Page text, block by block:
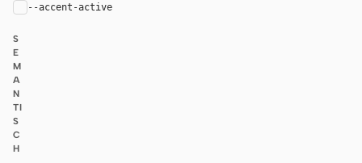
--accent-active
S
E
M
A
N
TI
S
C
H